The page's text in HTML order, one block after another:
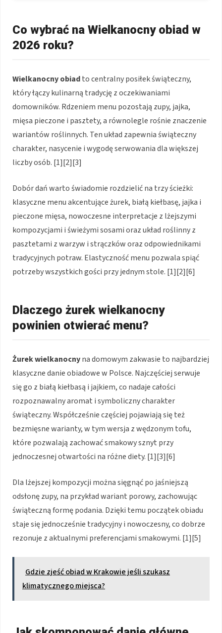
Co wybrać na Wielkanocny obiad w
2026 roku?
Wielkanocny obiadto centralny posiłek świąteczny,
który łączy kulinarną tradycję z oczekiwaniami
domowników. Rdzeniem menu pozostają zupy, jajka,
mięsa pieczone i pasztety, a równolegle rośnie znaczenie
wariantów roślinnych. Ten układ zapewnia świąteczny
charakter, nasycenie i wygodę serwowania dla większej
liczby osób. [1][2][3]
Dobór dań warto świadomie rozdzielić na trzy ścieżki:
klasyczne menu akcentujące żurek, białą kiełbasę, jajka i
pieczone mięsa, nowoczesne interpretacje z lżejszymi
kompozycjami i świeżymi sosami oraz układ roślinny z
pasztetami z warzyw i strączków oraz odpowiednikami
tradycyjnych potraw. Elastyczność menu pozwala spiąć
potrzeby wszystkich gości przy jednym stole. [1][2][6]
Dlaczego żurek wielkanocny
powinien otwierać menu?
Żurek wielkanocnyna domowym zakwasie to najbardziej
klasyczne danie obiadowe w Polsce. Najczęściej serwuje
się go z białą kiełbasą i jajkiem, co nadaje całości
rozpoznawalny aromat i symboliczny charakter
świąteczny. Współcześnie częściej pojawiają się też
bezmięsne warianty, w tym wersja z wędzonym tofu,
które pozwalają zachować smakowy sznyt przy
jednoczesnej otwartości na różne diety. [1][3][6]
Dla lżejszej kompozycji można sięgnąć po jaśniejszą
odsłonę zupy, na przykład wariant porowy, zachowując
świąteczną formę podania. Dzięki temu początek obiadu
staje się jednocześnie tradycyjny i nowoczesny, co dobrze
rezonuje z aktualnymi preferencjami smakowymi. [1][5]
Gdzie zjeść obiad w Krakowie jeśli szukasz
klimatycznego miejsca?